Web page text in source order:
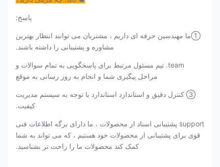
پاسخ:
①ما مهندسین حرفه ای داریم ، مشتریان می توانند انتظار بهترین
مشاوره و پشتیبانی را داشته باشند.
team. تیم مسئول مرتبط برای پاسخگویی به تمام سوالات و
مراحل پیگیری شما و انجام به روز رسانی به موقع
③ کنترل دقیق و استاندارد استاندارد با توجه به سیستم مدیریت
کیفیت.
support پشتیبانی اسناد از محصولات ، ما دارای برگه اطلاعات فنی
قوی برای پشتیبانی از محصولات خود هستیم ، که می تواند به شما
کمک کند محصولات ما را راحت تر بشناسید.